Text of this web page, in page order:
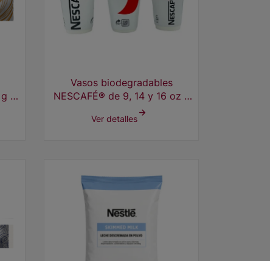
x
Vasos biodegradables
NESCAFÉ® de 9, 14 y 16 oz x
500 unds.
Ver detalles